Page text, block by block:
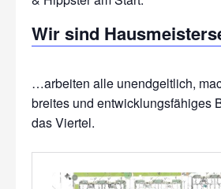
Wir sind
…arbeiten alle unendgeltlich,
breites und entwicklungsfähiges
das Viertel.